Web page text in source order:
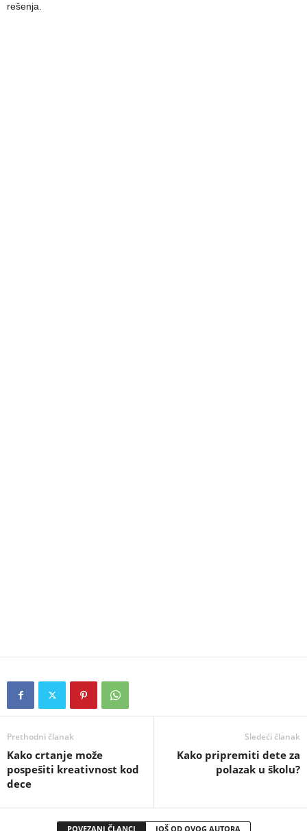
rešenja.
Prethodni članak
Kako crtanje može
pospešiti kreativnost kod
dece
Sledeći članak
Kako pripremiti dete za
polazak u školu?
POVEZANI ČLANCI JOŠ OD OVOG AUTORA